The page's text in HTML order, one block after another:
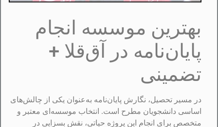
بهترین موسسه انجام
پایان‌نامه در آق‌قلا +
تضمینی
در مسیر تحصیل، نگارش پایان‌نامه به‌عنوان یکی از چالش‌های
اساسی دانشجویان مطرح است. انتخاب موسسه‌ای معتبر و
متخصص برای انجام این پروژه حیاتی، نقش بسزایی در